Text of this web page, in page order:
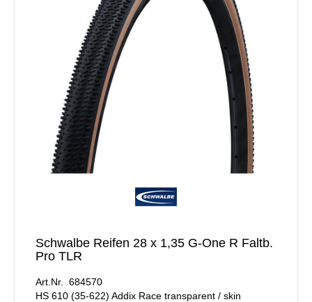
Schwalbe Reifen 28 x 1,35 G-One R Faltb.
Pro TLR
Art.Nr. 684570
HS 610 (35-622) Addix Race transparent / skin